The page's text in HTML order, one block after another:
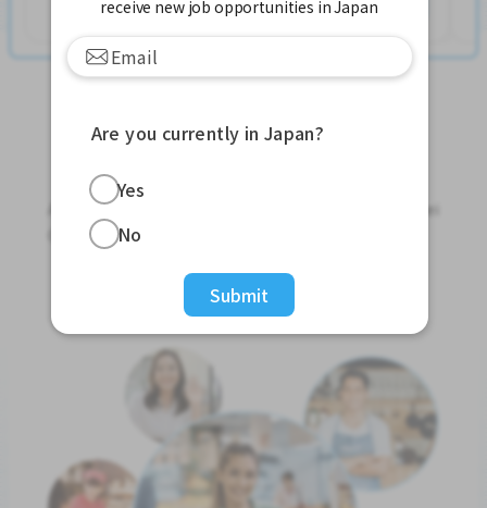
Apply for Part-Time Jobs, Full-Time Jobs and Tokutei
Ginou Jobs!
Get Started
receive new job opportunities in Japan
Are you currently in Japan?
Yes
No
Submit